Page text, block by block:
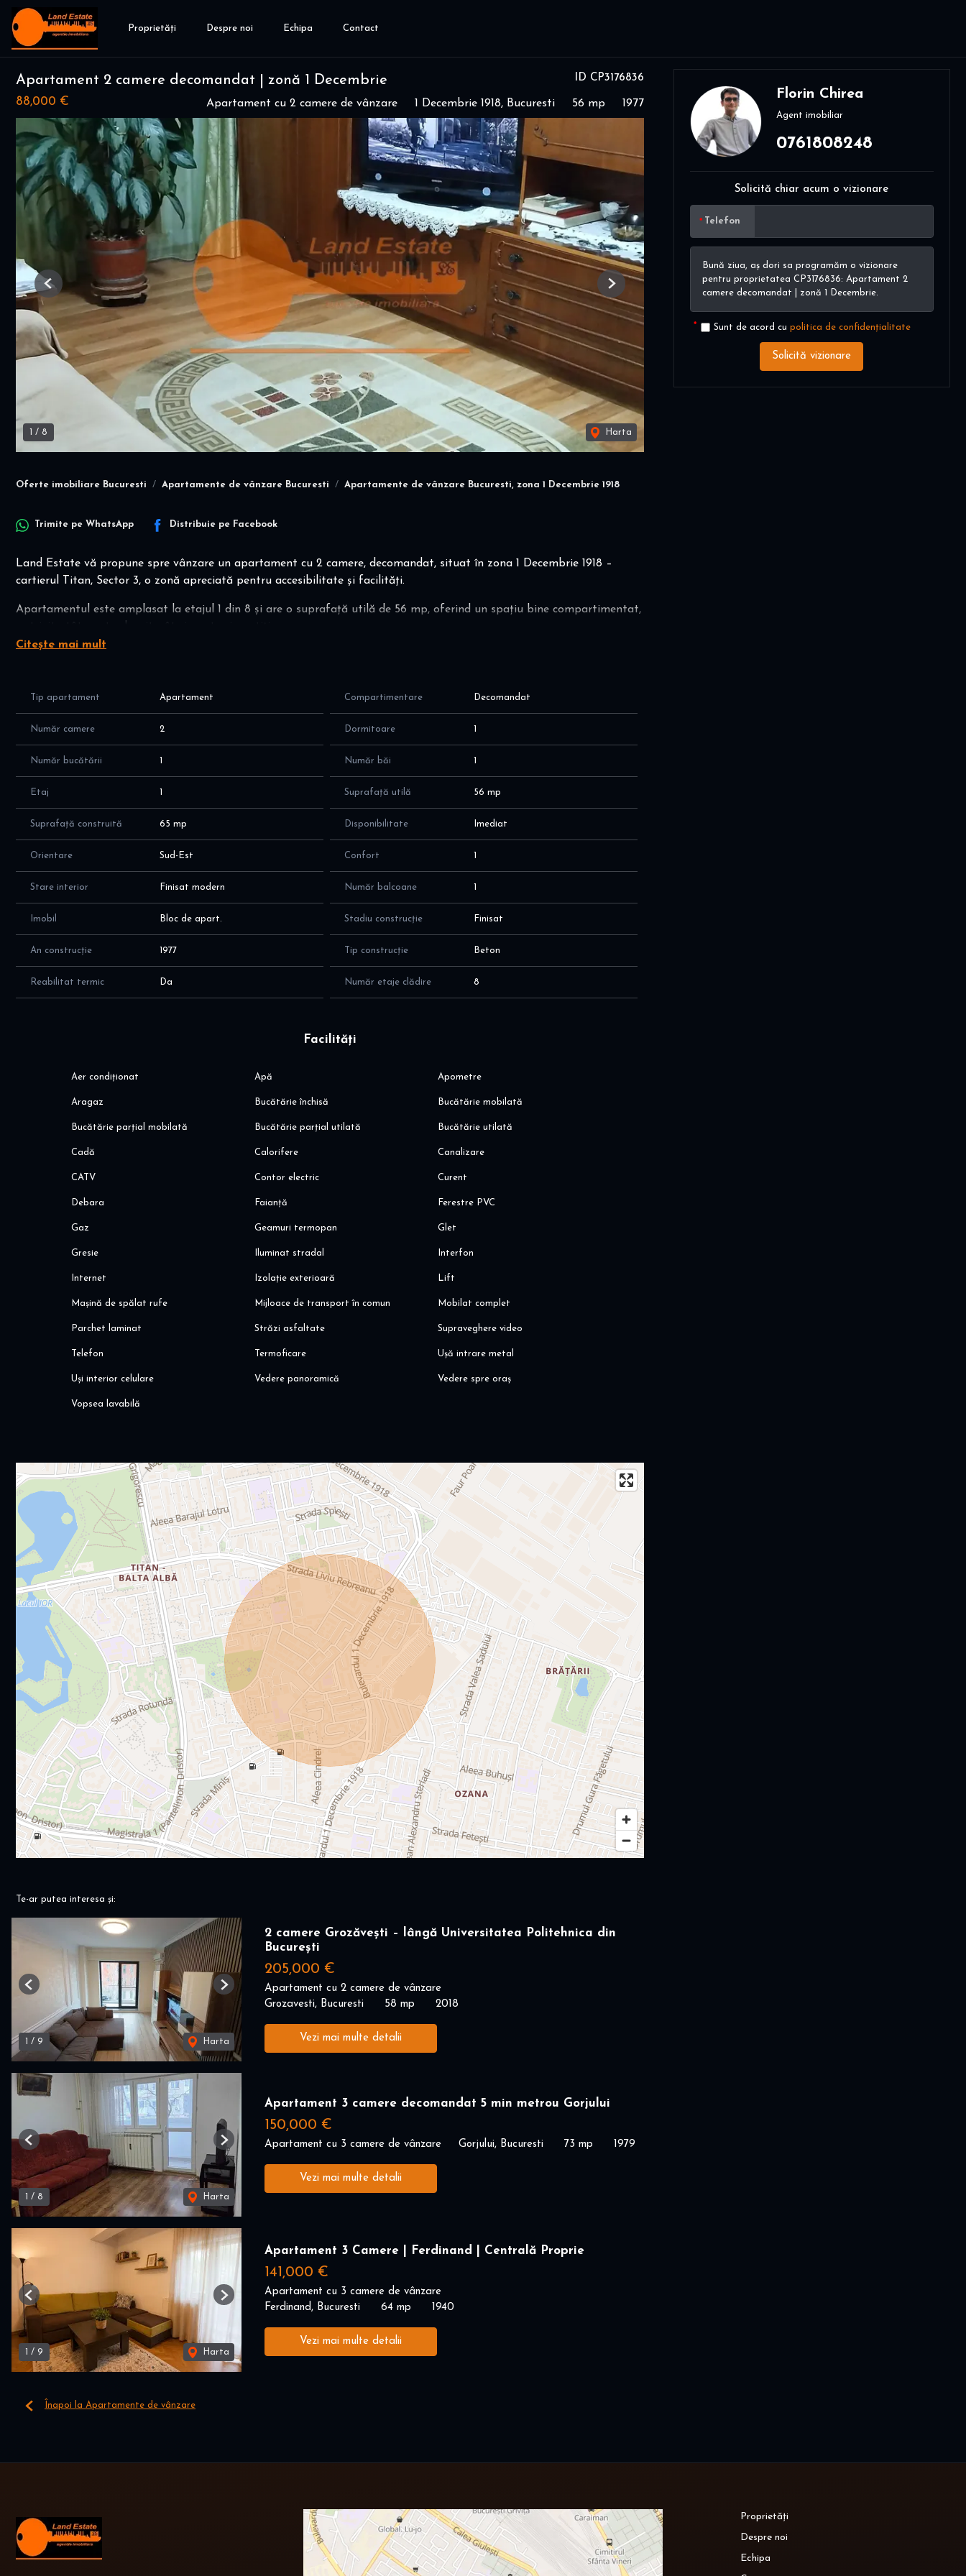
Proprietăți Despre noi Echipa Contact
ID CP3176836
Apartament 2 camere decomandat | zonă 1 Decembrie
88,000 € Apartament cu 2 camere de vânzare 1 Decembrie 1918, Bucuresti 56 mp 1977
1 / 8 Harta
Previous Next
Oferte imobiliare Bucuresti Apartamente de vânzare Bucuresti Apartamente de vânzare Bucuresti, zona 1 Decembrie 1918
Trimite pe WhatsApp Distribuie pe Facebook
Land Estate vă propune spre vânzare un apartament cu 2 camere, decomandat, situat în zona 1 Decembrie 1918 –
cartierul Titan, Sector 3, o zonă apreciată pentru accesibilitate și facilități.
Apartamentul este amplasat la etajul 1 din 8 și are o suprafață utilă de 56 mp, oferind un spațiu bine compartimentat,
potrivit atât pentru locuit, cât și pentru investiție.
Confort 1
Etaj inferior – acces facil, foarte căutat
Zona oferă acces rapid la:
Metrou Titan la 15 minute
Școli și grădinițe
Supermarketuri și magazine
Mijloace de transport în comun
Preț
92.000 € (mobilat)
89.000 € (nemobilat)
Datorită poziționării excelente și compartimentării eficiente, apartamentul reprezintă o alegere foarte bună atât
Citește mai mult
Tip apartament Apartament Compartimentare Decomandat
Număr camere 2 Dormitoare 1
Număr bucătării 1 Număr băi 1
Etaj 1 Suprafață utilă 56 mp
Suprafață construită 65 mp Disponibilitate Imediat
Orientare Sud-Est Confort 1
Stare interior Finisat modern Număr balcoane 1
Imobil Bloc de apart. Stadiu construcție Finisat
An construcție 1977 Tip construcție Beton
Reabilitat termic Da Număr etaje clădire 8
Facilități
Aer condiționat Apă Apometre
Aragaz Bucătărie închisă Bucătărie mobilată
Bucătărie parțial mobilată Bucătărie parțial utilată Bucătărie utilată
Cadă Calorifere Canalizare
CATV Contor electric Curent
Debara Faianță Ferestre PVC
Gaz Geamuri termopan Glet
Gresie Iluminat stradal Interfon
Internet Izolație exterioară Lift
Mașină de spălat rufe Mijloace de transport în comun Mobilat complet
Parchet laminat Străzi asfaltate Supraveghere video
Telefon Termoficare Ușă intrare metal
Uși interior celulare Vedere panoramică Vedere spre oraș
Vopsea lavabilă
Florin Chirea
Agent imobiliar
0761808248
Solicită chiar acum o vizionare
Telefon
Sunt de acord cu politica de confidențialitate
Solicită vizionare
Te-ar putea interesa și:
1 / 9 Harta
Previous Next
2 camere Grozăvești – lângă Universitatea Politehnica din
București
205,000 €
Apartament cu 2 camere de vânzare
Grozavesti, Bucuresti
58 mp 2018
Vezi mai multe detalii
1 / 8 Harta
Previous Next
Apartament 3 camere decomandat 5 min metrou Gorjului
150,000 €
Apartament cu 3 camere de vânzare Gorjului, Bucuresti 73 mp 1979
Vezi mai multe detalii
1 / 9 Harta
Previous Next
Apartament 3 Camere | Ferdinand | Centrală Proprie
141,000 €
Apartament cu 3 camere de vânzare
Ferdinand, Bucuresti
64 mp 1940
Vezi mai multe detalii
Înapoi la Apartamente de vânzare
Proprietăți
Despre noi
Echipa